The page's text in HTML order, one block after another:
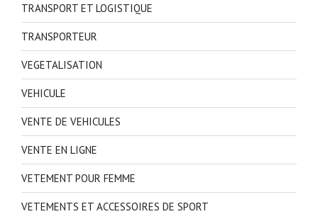
TRANSPORT ET LOGISTIQUE
TRANSPORTEUR
VEGETALISATION
VEHICULE
VENTE DE VEHICULES
VENTE EN LIGNE
VETEMENT POUR FEMME
VETEMENTS ET ACCESSOIRES DE SPORT